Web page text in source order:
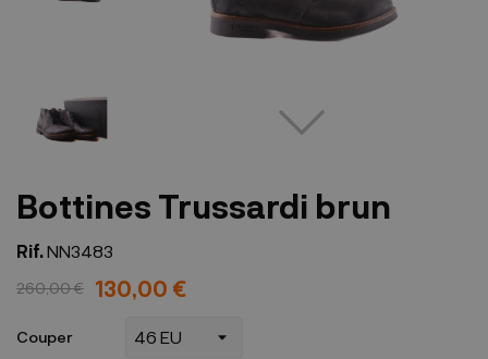
Bottines Trussardi brun
Rif.NN3483
260,00 € 130,00 €
Couper